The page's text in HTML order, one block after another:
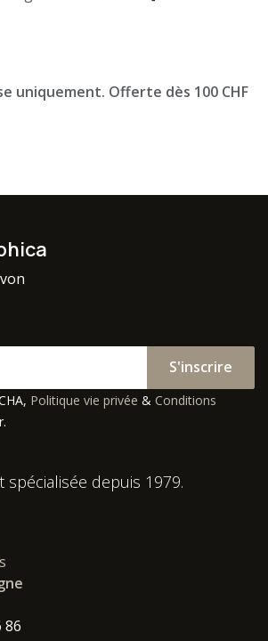
uniquement. Offerte dès 100 CHF
S'inscrire
Politique vie privée & Conditions
depuis 1979.
86